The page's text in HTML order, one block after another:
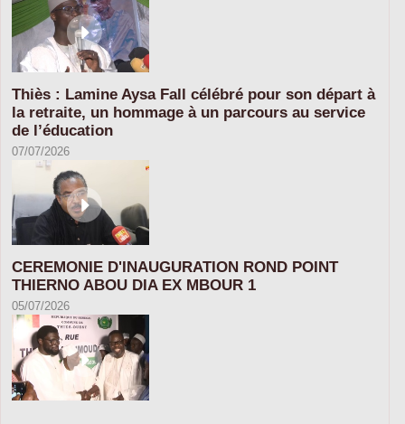
Thiès : Lamine Aysa Fall célébré pour son départ à
la retraite, un hommage à un parcours au service
de l’éducation
07/07/2026
CEREMONIE D'INAUGURATION ROND POINT
THIERNO ABOU DIA EX MBOUR 1
05/07/2026